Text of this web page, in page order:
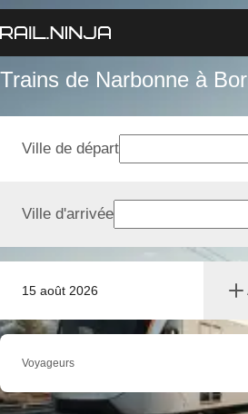
Trains de Narbonne à
15 août 2026
Ville de départ
Ville d'arrivée
Voyageurs